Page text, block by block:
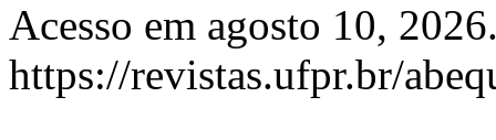
Acesso em agosto 10,
https://revistas.ufpr.br/